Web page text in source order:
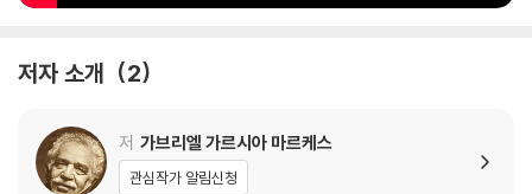
저자 소개 2
저 가브리엘 가르시아 마르케스
관심작가 알림신청